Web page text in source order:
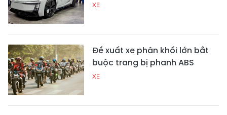
XE
Đề xuất xe phân khối lớn bắt
buộc trang bị phanh ABS
XE